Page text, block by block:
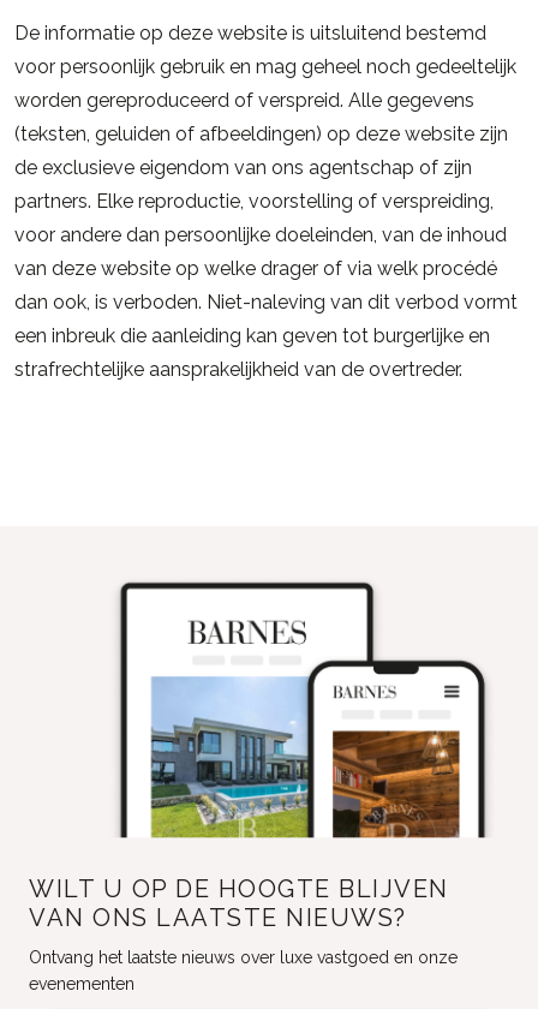
De informatie op deze website is uitsluitend bestemd
voor persoonlijk gebruik en mag geheel noch gedeeltelijk
worden gereproduceerd of verspreid. Alle gegevens
(teksten, geluiden of afbeeldingen) op deze website zijn
de exclusieve eigendom van ons agentschap of zijn
partners. Elke reproductie, voorstelling of verspreiding,
voor andere dan persoonlijke doeleinden, van de inhoud
van deze website op welke drager of via welk procédé
dan ook, is verboden. Niet-naleving van dit verbod vormt
een inbreuk die aanleiding kan geven tot burgerlijke en
strafrechtelijke aansprakelijkheid van de overtreder.
WILT U OP DE HOOGTE BLIJVEN
VAN ONS LAATSTE NIEUWS?
Ontvang het laatste nieuws over luxe vastgoed en onze
evenementen